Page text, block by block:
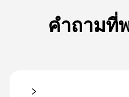
คำถามที่